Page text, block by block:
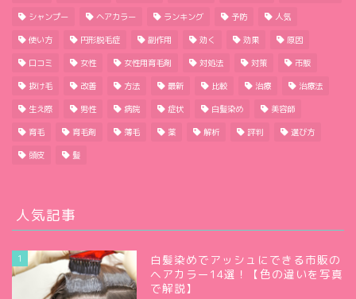
シャンプー ヘアカラー ランキング 予防 人気
使い方 円形脱毛症 副作用 効く 効果 原因
口コミ 女性 女性用育毛剤 対処法 対策 市販
抜け毛 改善 方法 最新 比較 治療 治療法
生え際 男性 病院 症状 白髪染め 美容師
育毛 育毛剤 薄毛 薬 解析 評判 選び方
頭皮 髪
人気記事
1
白髪染めでアッシュにできる市販の
ヘアカラー14選！【色の違いを写真
で解説】